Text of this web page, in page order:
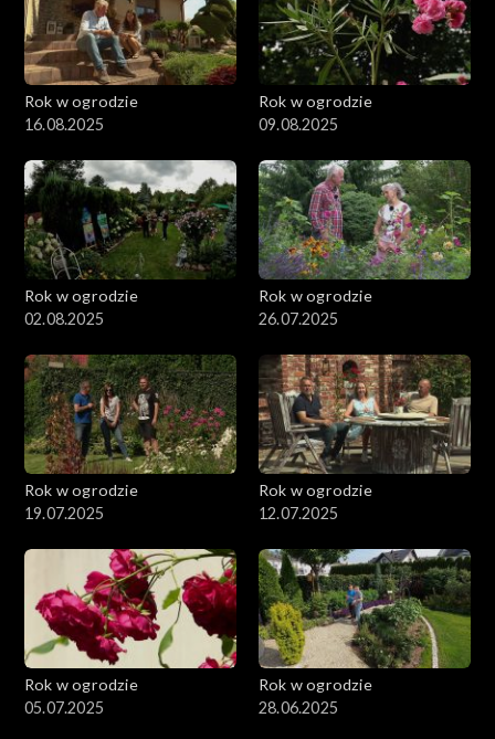
Rok w ogrodzie
16.08.2025
Rok w ogrodzie
09.08.2025
Rok w ogrodzie
02.08.2025
Rok w ogrodzie
26.07.2025
Rok w ogrodzie
19.07.2025
Rok w ogrodzie
12.07.2025
Rok w ogrodzie
05.07.2025
Rok w ogrodzie
28.06.2025